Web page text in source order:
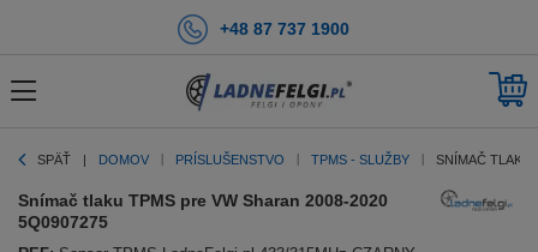
+48 87 737 1900
SPÄŤ DOMOV PRÍSLUŠENSTVO TPMS - SLUŽBY SNÍMAČ TLAKU
Snímač tlaku TPMS pre VW Sharan 2008-2020
5Q0907275